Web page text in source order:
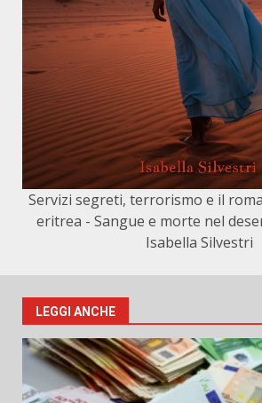
Servizi segreti, terrorismo e il
eritrea - Sangue e morte nel
Isabella Silvestri
LEGGI ANCHE